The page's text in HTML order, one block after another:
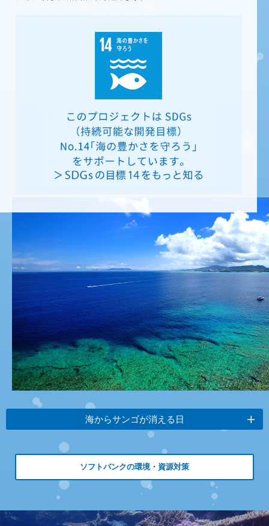
海からサンゴが消える日
ソフトバンクの環境・資源対策